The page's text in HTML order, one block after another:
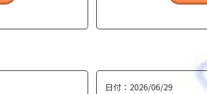
日付：2026/06/29